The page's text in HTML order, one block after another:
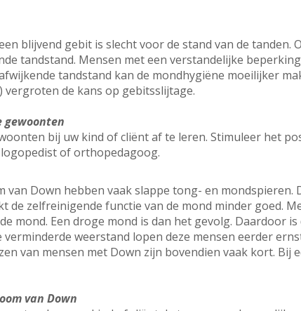
blijvend gebit is slecht voor de stand van de tanden.
tandstand. Mensen met een verstandelijke
tandstand kan de mondhygiëne moeilijker
de kans op gebitsslijtage.
gewoonten
bij uw kind of cliënt af te leren. Stimuleer het
of orthopedagoog.
van Down hebben vaak slappe tong- en
de zelfreinigende functie van de mond minder goed.
mond. Een droge mond is dan het gevolg. Daardoor
weerstand lopen deze mensen eerder
van mensen met Down zijn bovendien vaak kort. Bij
van Down